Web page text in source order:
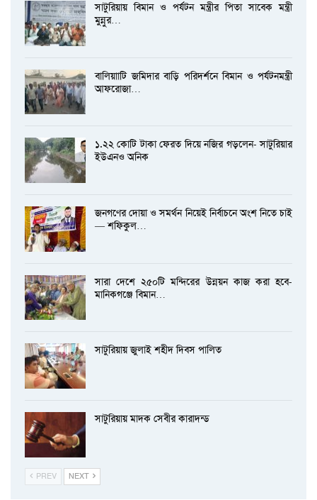
সাটুরিয়ায় বিমান ও পর্যটন মন্ত্রীর পিতা সাবেক মন্ত্রী
মুন্নুর…
বালিয়াাটি জমিদার বাড়ি পরিদর্শনে বিমান ও পর্যটনমন্ত্রী
আফরোজা…
১.২২ কোটি টাকা ফেরত দিয়ে নজির গড়লেন- সাটুরিয়ার
ইউএনও অনিক
জনগণের দোয়া ও সমর্থন নিয়েই নির্বাচনে অংশ নিতে চাই
— শফিকুল…
সারা দেশে ২৫০টি মন্দিরের উন্নয়ন কাজ করা হবে-
মানিকগঞ্জে বিমান…
সাটুরিয়ায় জুলাই শহীদ দিবস পালিত
সাটুরিয়ায় মাদক সেবীর কারাদন্ড
PREV NEXT